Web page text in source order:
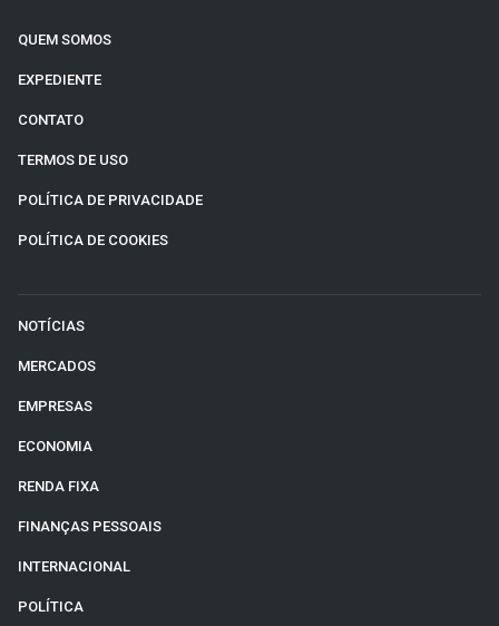
QUEM SOMOS
EXPEDIENTE
CONTATO
TERMOS DE USO
POLÍTICA DE PRIVACIDADE
POLÍTICA DE COOKIES
NOTÍCIAS
MERCADOS
EMPRESAS
ECONOMIA
RENDA FIXA
FINANÇAS PESSOAIS
INTERNACIONAL
POLÍTICA